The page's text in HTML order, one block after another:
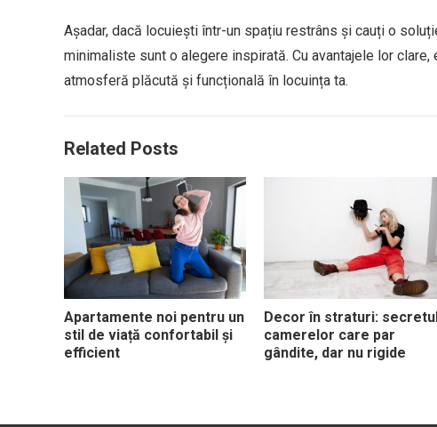
Așadar, dacă locuiești într-un spațiu restrâns și cauți o
minimaliste sunt o alegere inspirată. Cu avantajele lor
atmosferă plăcută și funcțională în locuința ta.
Related Posts
Apartamente noi pentru un
stil de viață confortabil și
efficient
Decor în straturi:
camerelor care par
gândite, dar nu rigide